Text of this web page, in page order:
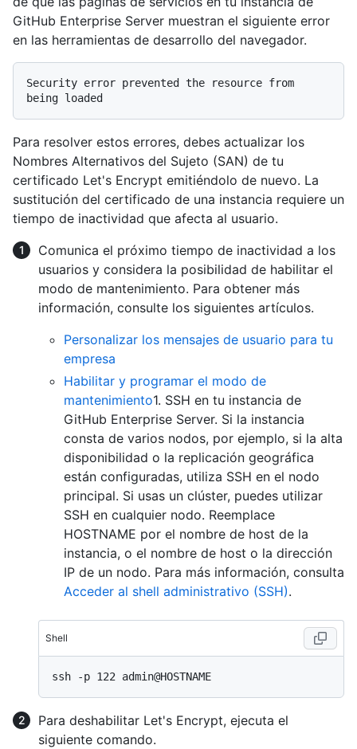
GitHub Enterprise Server muestran el siguiente error
en las herramientas de desarrollo del navegador.
Security error prevented the resource from
Para resolver estos errores, debes actualizar los
Nombres Alternativos del Sujeto (SAN) de tu
certificado Let's Encrypt emitiéndolo de nuevo. La
sustitución del certificado de una instancia requiere un
tiempo de inactividad que afecta al usuario.
Comunica el próximo tiempo de inactividad a los
usuarios y considera la posibilidad de habilitar el
modo de mantenimiento. Para obtener más
información, consulte los siguientes artículos.
Personalizar los mensajes de usuario para tu
empresa
Habilitar y programar el modo de
mantenimiento1. SSH en tu instancia de
GitHub Enterprise Server. Si la instancia
consta de varios nodos, por ejemplo, si la alta
disponibilidad o la replicación geográfica
están configuradas, utiliza SSH en el nodo
principal. Si usas un clúster, puedes utilizar
SSH en cualquier nodo. Reemplace
HOSTNAME por el nombre de host de la
instancia, o el nombre de host o la dirección
IP de un nodo. Para más información, consulta
Acceder al shell administrativo (SSH).
Shell
Para deshabilitar Let's Encrypt, ejecuta el
siguiente comando.